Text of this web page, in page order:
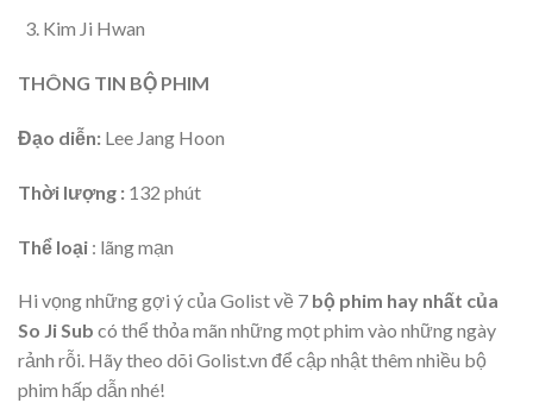
Kim Ji Hwan
THÔNG TIN BỘ PHIM
Đạo diễn: Lee Jang Hoon
Thời lượng : 132 phút
Thể loại : lãng mạn
Hi vọng những gợi ý của Golist về 7 bộ phim hay nhất của
So Ji Sub có thể thỏa mãn những mọt phim vào những ngày
rảnh rỗi. Hãy theo dõi Golist.vn để cập nhật thêm nhiều bộ
phim hấp dẫn nhé!